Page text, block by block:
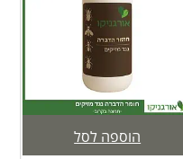
הוספה לסל